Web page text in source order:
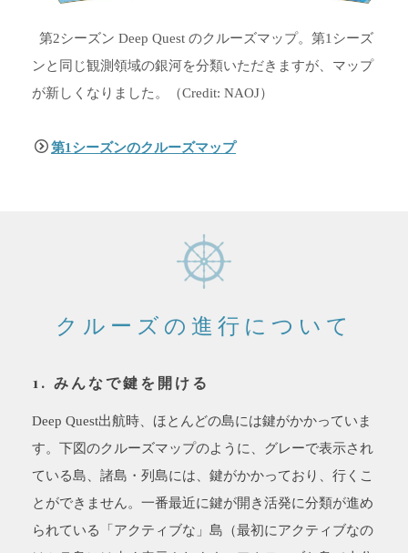
第2シーズン Deep Quest のクルーズマップ。第1シーズ
ンと同じ観測領域の銀河を分類いただきますが、マップ
が新しくなりました。（Credit: NAOJ）
第1シーズンのクルーズマップ
クルーズの進行について
1. みんなで鍵を開ける
Deep Quest出航時、ほとんどの島には鍵がかかっていま
す。下図のクルーズマップのように、グレーで表示され
ている島、諸島・列島には、鍵がかかっており、行くこ
とができません。一番最近に鍵が開き活発に分類が進め
られている「アクティブな」島（最初にアクティブなの